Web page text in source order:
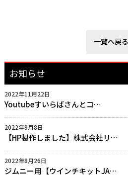
一覧へ戻る
お知らせ
2022年11月22日
Youtubeすいらばさんとコ…
2022年9月8日
【HP製作しました】株式会社リ…
2022年8月26日
ジムニー用【ウインチキットJA…